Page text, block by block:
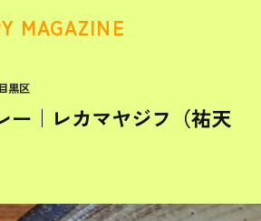
MAGAZINE
目黒区
ー｜レカマヤジフ（祐天